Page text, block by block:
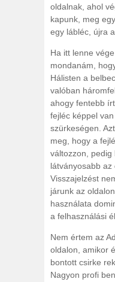
oldalnak, ahol
kapunk, meg
egy lábléc, újra
Ha itt lenne
mondanám,
Hálisten a
valóban
ahogy fentebb
fejléc képpel
szürkeségen.
meg, hogy a
változzon, pedig
látványosabb az
Visszajelzést
járunk az
használata
a felhasználási
Nem értem az
oldalon, amikor
bontott csirke
Nagyon profi